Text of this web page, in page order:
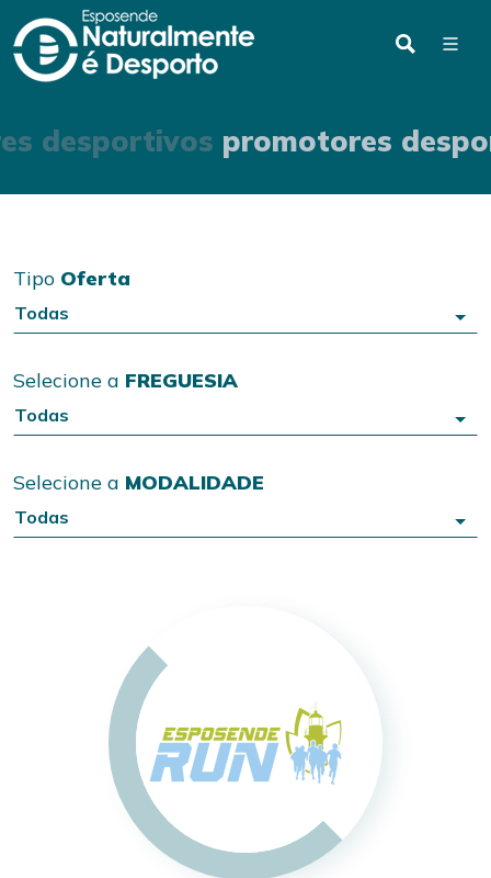
desportivos promotores
Tipo Oferta
Todas
Selecione a FREGUESIA
Todas
Selecione a MODALIDADE
Todas